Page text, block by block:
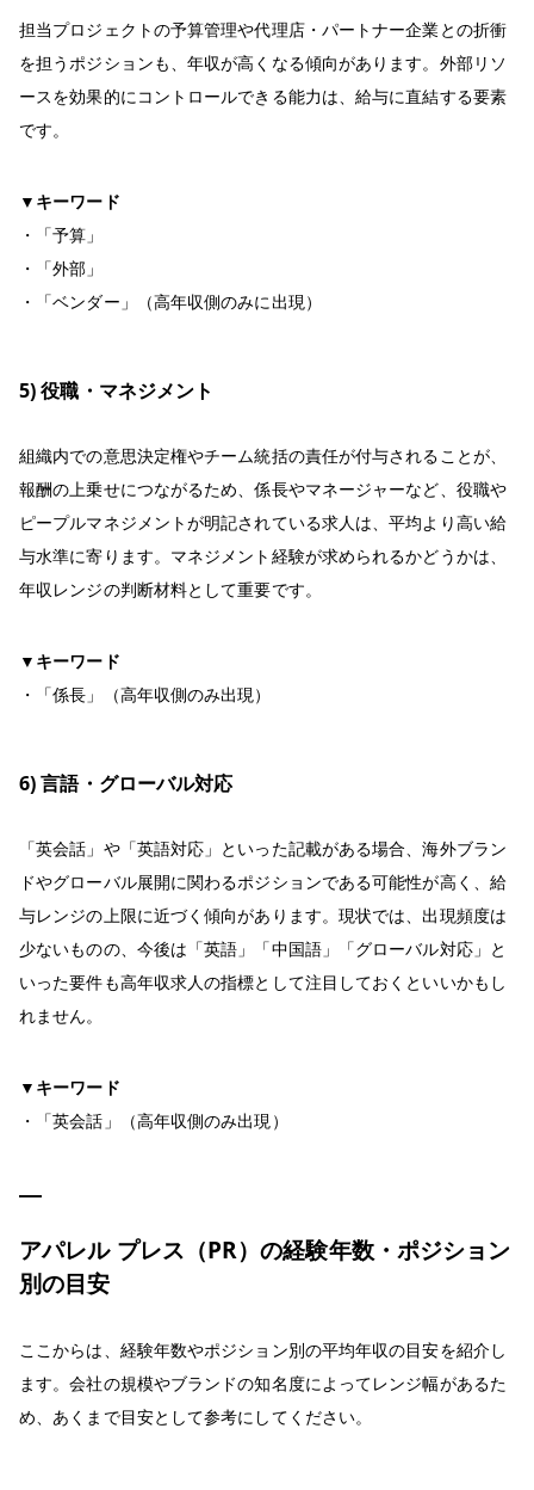
担当プロジェクトの予算管理や代理店・パートナー企業との折衝
を担うポジションも、年収が高くなる傾向があります。外部リソ
ースを効果的にコントロールできる能力は、給与に直結する要素
です。
▼キーワード
・「予算」
・「外部」
・「ベンダー」（高年収側のみに出現）
5) 役職・マネジメント
組織内での意思決定権やチーム統括の責任が付与されることが、
報酬の上乗せにつながるため、係長やマネージャーなど、役職や
ピープルマネジメントが明記されている求人は、平均より高い給
与水準に寄ります。マネジメント経験が求められるかどうかは、
年収レンジの判断材料として重要です。
▼キーワード
・「係長」（高年収側のみ出現）
6) 言語・グローバル対応
「英会話」や「英語対応」といった記載がある場合、海外ブラン
ドやグローバル展開に関わるポジションである可能性が高く、給
与レンジの上限に近づく傾向があります。現状では、出現頻度は
少ないものの、今後は「英語」「中国語」「グローバル対応」と
いった要件も高年収求人の指標として注目しておくといいかもし
れません。
▼キーワード
・「英会話」（高年収側のみ出現）
アパレル プレス（PR）の経験年数・ポジション
別の目安
ここからは、経験年数やポジション別の平均年収の目安を紹介し
ます。会社の規模やブランドの知名度によってレンジ幅があるた
め、あくまで目安として参考にしてください。